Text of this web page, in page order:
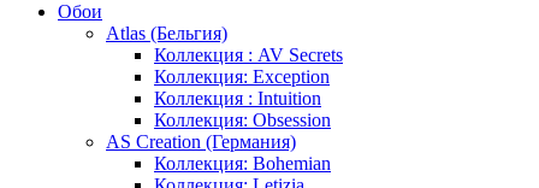
Обои
Atlas (Бельгия)
Коллекция : AV Secrets
Коллекция: Exception
Коллекция : Intuition
Коллекция: Obsession
AS Creation (Германия)
Коллекция: Bohemian